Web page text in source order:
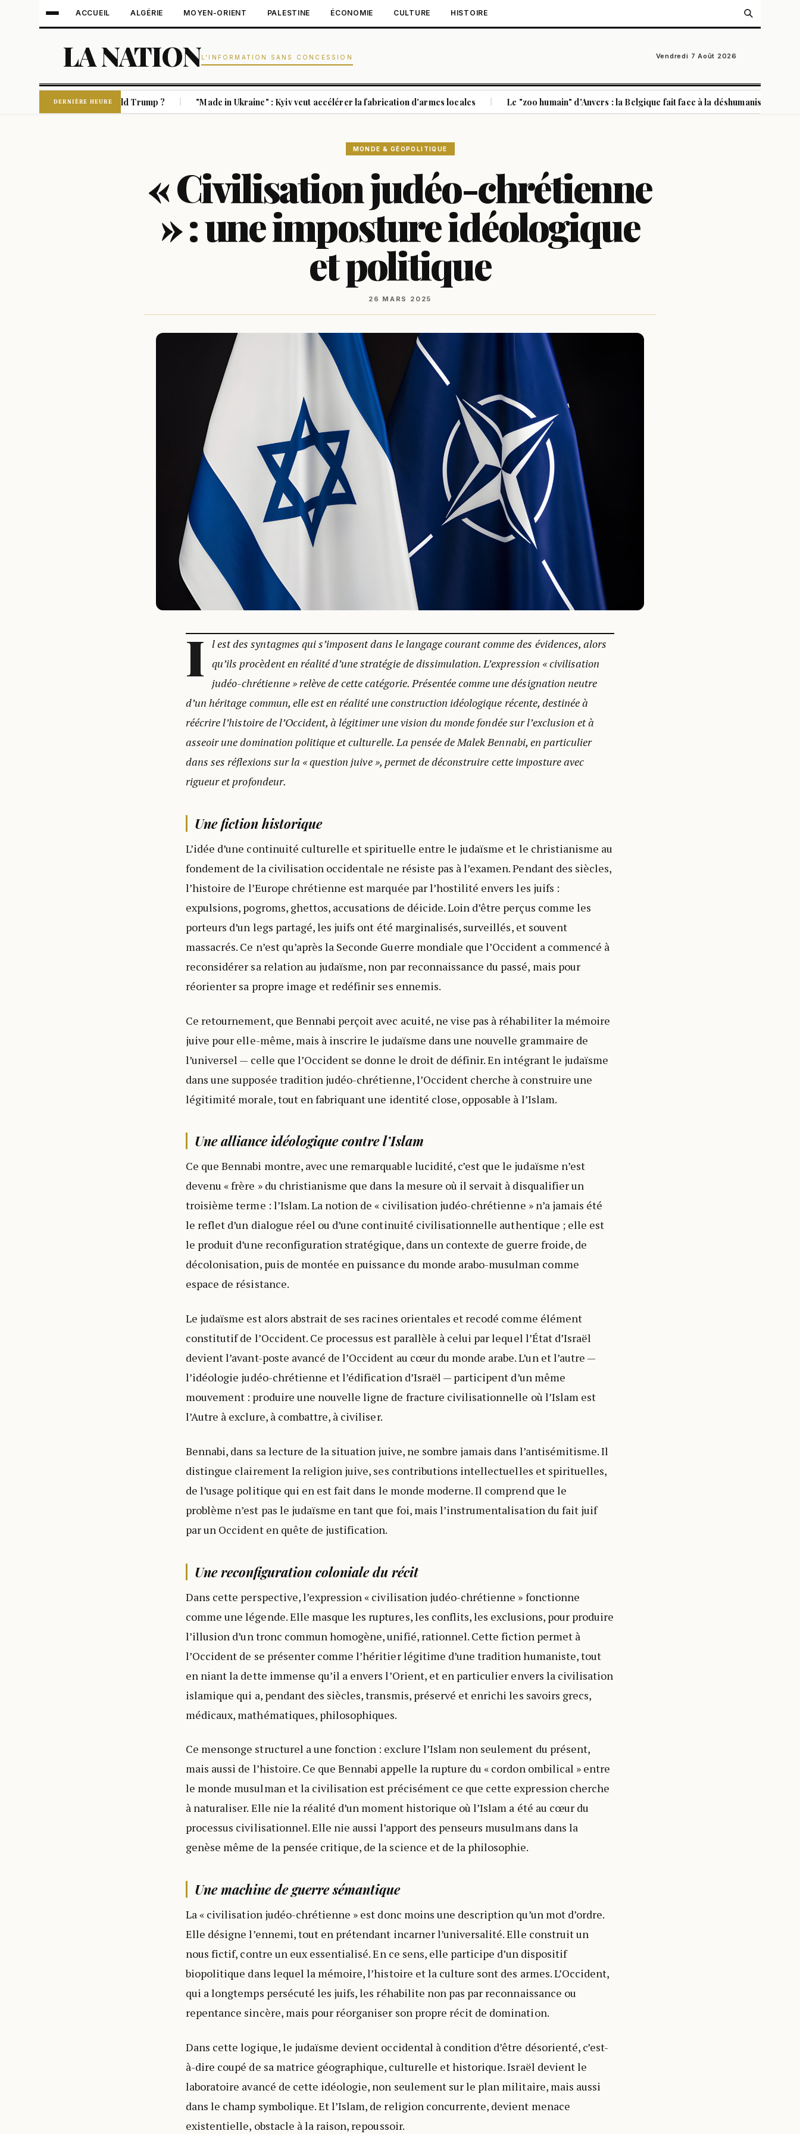
ACCUEIL ALGÉRIE MOYEN-ORIENT PALESTINE ÉCONOMIE CULTURE HISTOIRE
LA NATIONL'INFORMATION SANS CONCESSION Vendredi 7 Août 2026
DERNIÈRE HEURE
orchestré par Donald Trump ? | "Made in Ukraine" : Kyiv veut accélérer la fabrication d'armes locales | Le "zoo humain" d'Anvers : la Belgique fait face à la déshumanisation coloniale
MONDE & GÉOPOLITIQUE
« Civilisation judéo-chrétienne
» : une imposture idéologique
et politique
26 MARS 2025
I l est des syntagmes qui s’imposent dans le langage courant comme des évidences, alors
qu’ils procèdent en réalité d’une stratégie de dissimulation. L’expression « civilisation
judéo-chrétienne » relève de cette catégorie. Présentée comme une désignation neutre
d’un héritage commun, elle est en réalité une construction idéologique récente, destinée à
réécrire l’histoire de l’Occident, à légitimer une vision du monde fondée sur l’exclusion et à
asseoir une domination politique et culturelle. La pensée de Malek Bennabi, en particulier
dans ses réflexions sur la « question juive », permet de déconstruire cette imposture avec
rigueur et profondeur.
Une fiction historique
L’idée d’une continuité culturelle et spirituelle entre le judaïsme et le christianisme au
fondement de la civilisation occidentale ne résiste pas à l’examen. Pendant des siècles,
l’histoire de l’Europe chrétienne est marquée par l’hostilité envers les juifs :
expulsions, pogroms, ghettos, accusations de déicide. Loin d’être perçus comme les
porteurs d’un legs partagé, les juifs ont été marginalisés, surveillés, et souvent
massacrés. Ce n’est qu’après la Seconde Guerre mondiale que l’Occident a commencé à
reconsidérer sa relation au judaïsme, non par reconnaissance du passé, mais pour
réorienter sa propre image et redéfinir ses ennemis.
Ce retournement, que Bennabi perçoit avec acuité, ne vise pas à réhabiliter la mémoire
juive pour elle-même, mais à inscrire le judaïsme dans une nouvelle grammaire de
l’universel — celle que l’Occident se donne le droit de définir. En intégrant le judaïsme
dans une supposée tradition judéo-chrétienne, l’Occident cherche à construire une
légitimité morale, tout en fabriquant une identité close, opposable à l’Islam.
Une alliance idéologique contre l’Islam
Ce que Bennabi montre, avec une remarquable lucidité, c’est que le judaïsme n’est
devenu « frère » du christianisme que dans la mesure où il servait à disqualifier un
troisième terme : l’Islam. La notion de « civilisation judéo-chrétienne » n’a jamais été
le reflet d’un dialogue réel ou d’une continuité civilisationnelle authentique ; elle est
le produit d’une reconfiguration stratégique, dans un contexte de guerre froide, de
décolonisation, puis de montée en puissance du monde arabo-musulman comme
espace de résistance.
Le judaïsme est alors abstrait de ses racines orientales et recodé comme élément
constitutif de l’Occident. Ce processus est parallèle à celui par lequel l’État d’Israël
devient l’avant-poste avancé de l’Occident au cœur du monde arabe. L’un et l’autre —
l’idéologie judéo-chrétienne et l’édification d’Israël — participent d’un même
mouvement : produire une nouvelle ligne de fracture civilisationnelle où l’Islam est
l’Autre à exclure, à combattre, à civiliser.
Bennabi, dans sa lecture de la situation juive, ne sombre jamais dans l’antisémitisme. Il
distingue clairement la religion juive, ses contributions intellectuelles et spirituelles,
de l’usage politique qui en est fait dans le monde moderne. Il comprend que le
problème n’est pas le judaïsme en tant que foi, mais l’instrumentalisation du fait juif
par un Occident en quête de justification.
Une reconfiguration coloniale du récit
Dans cette perspective, l’expression « civilisation judéo-chrétienne » fonctionne
comme une légende. Elle masque les ruptures, les conflits, les exclusions, pour produire
l’illusion d’un tronc commun homogène, unifié, rationnel. Cette fiction permet à
l’Occident de se présenter comme l’héritier légitime d’une tradition humaniste, tout
en niant la dette immense qu’il a envers l’Orient, et en particulier envers la civilisation
islamique qui a, pendant des siècles, transmis, préservé et enrichi les savoirs grecs,
médicaux, mathématiques, philosophiques.
Ce mensonge structurel a une fonction : exclure l’Islam non seulement du présent,
mais aussi de l’histoire. Ce que Bennabi appelle la rupture du « cordon ombilical » entre
le monde musulman et la civilisation est précisément ce que cette expression cherche
à naturaliser. Elle nie la réalité d’un moment historique où l’Islam a été au cœur du
processus civilisationnel. Elle nie aussi l’apport des penseurs musulmans dans la
genèse même de la pensée critique, de la science et de la philosophie.
Une machine de guerre sémantique
La « civilisation judéo-chrétienne » est donc moins une description qu’un mot d’ordre.
Elle désigne l’ennemi, tout en prétendant incarner l’universalité. Elle construit un
nous fictif, contre un eux essentialisé. En ce sens, elle participe d’un dispositif
biopolitique dans lequel la mémoire, l’histoire et la culture sont des armes. L’Occident,
qui a longtemps persécuté les juifs, les réhabilite non pas par reconnaissance ou
repentance sincère, mais pour réorganiser son propre récit de domination.
Dans cette logique, le judaïsme devient occidental à condition d’être désorienté, c’est-
à-dire coupé de sa matrice géographique, culturelle et historique. Israël devient le
laboratoire avancé de cette idéologie, non seulement sur le plan militaire, mais aussi
dans le champ symbolique. Et l’Islam, de religion concurrente, devient menace
existentielle, obstacle à la raison, repoussoir.